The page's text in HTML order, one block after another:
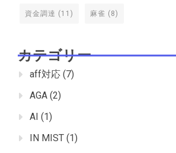
資金調達 (11) 麻雀 (8)
カテゴリー
aff対応 (7)
AGA (2)
AI (1)
IN MIST (1)